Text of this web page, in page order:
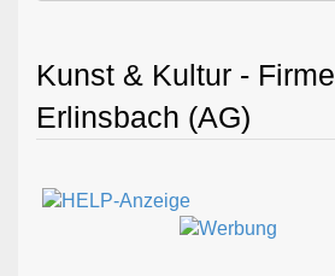
Kunst & Kultur -
Erlinsbach (AG)